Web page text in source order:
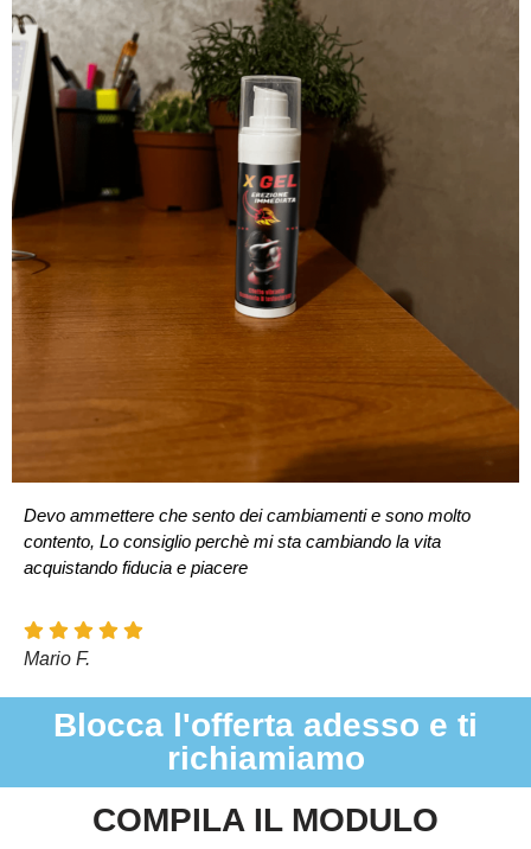
Devo ammettere che sento dei cambiamenti e sono molto
contento, Lo consiglio perchè mi sta cambiando la vita
acquistando fiducia e piacere
Mario F.
Blocca l'offerta adesso e ti
richiamiamo
COMPILA IL MODULO